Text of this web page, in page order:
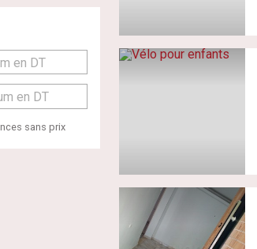
en DT
en DT
sans prix